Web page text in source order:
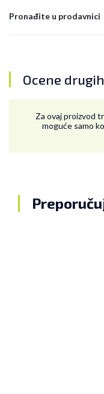
Pronađite u prodavnici
Ocene
Za ovaj proizvod
moguće samo